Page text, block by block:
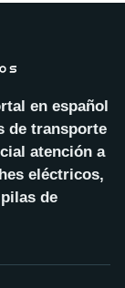
en español
de transporte
atención a
eléctricos,
de